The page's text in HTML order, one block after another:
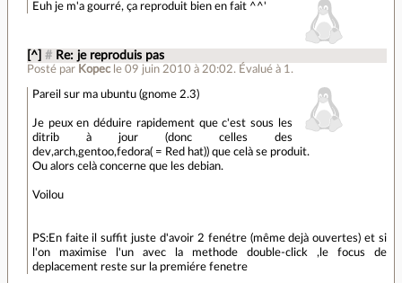
Euh je m'a gourré, ça reproduit bien en fait ^^'
[^] # Re: je reproduis pas
Posté par Kopec le 09 juin 2010 à 20:02.Évalué à 1.
Pareil sur ma ubuntu (gnome 2.3)
Je peux en déduire rapidement que c'est sous les
ditrib à jour (donc celles des
dev,arch,gentoo,fedora( = Red hat)) que celà se produit.
Ou alors celà concerne que les debian.
Voilou
PS:En faite il suffit juste d'avoir 2 fenétre (même dejà ouvertes) et si
l'on maximise l'un avec la methode double-click ,le focus de
deplacement reste sur la premiére fenetre